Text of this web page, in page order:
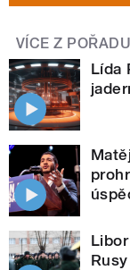
VÍCE Z POŘADU
Lída